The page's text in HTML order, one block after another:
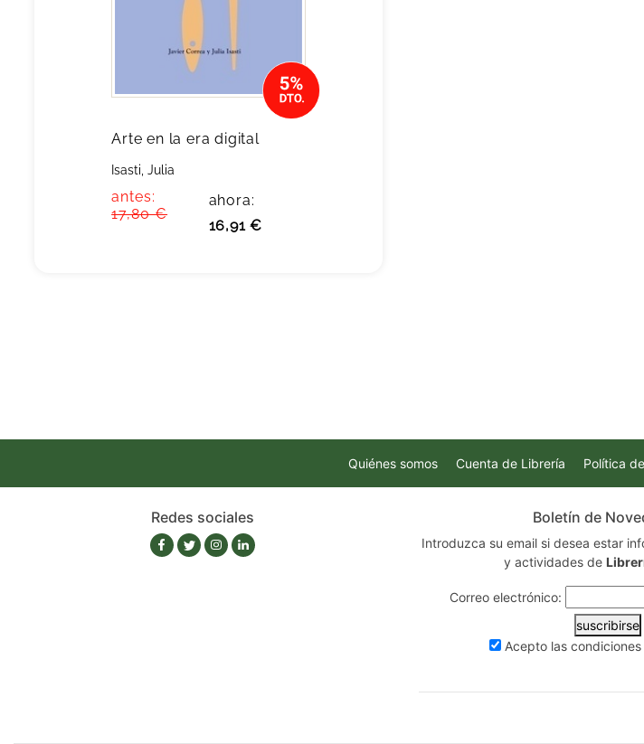
Arte en la era digital
Isasti, Julia
antes:
17,80 €
ahora:
16,91 €
Quiénes somos Cuenta de Librería Política
Redes sociales Boletín de
Introduzca su email si desea estar
y actividades de
Correo electrónico:
suscribirse
Acepto las